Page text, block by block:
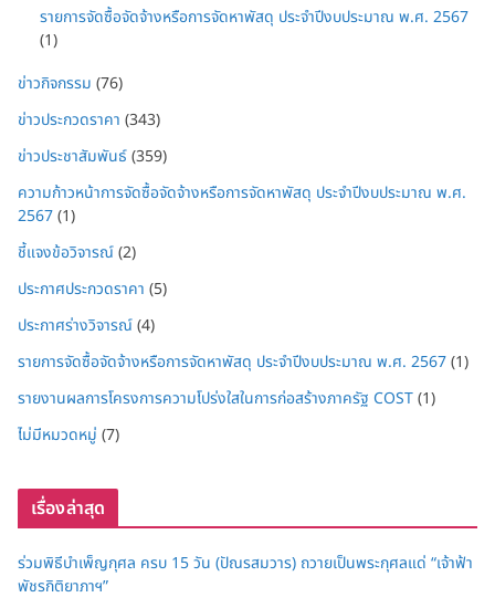
รายการจัดซื้อจัดจ้างหรือการจัดหาพัสดุ ประจำปีงบประมาณ พ.ศ. 2567
(1)
ข่าวกิจกรรม (76)
ข่าวประกวดราคา (343)
ข่าวประชาสัมพันธ์(359)
ความก้าวหน้าการจัดซื้อจัดจ้างหรือการจัดหาพัสดุ ประจำปีงบประมาณ พ.ศ.
2567(1)
ชี้แจงข้อวิจารณ์(2)
ประกาศประกวดราคา (5)
ประกาศร่างวิจารณ์(4)
รายการจัดซื้อจัดจ้างหรือการจัดหาพัสดุ ประจำปีงบประมาณ พ.ศ. 2567(1)
รายงานผลการโครงการความโปร่งใสในการก่อสร้างภาครัฐ COST(1)
ไม่มีหมวดหมู่ (7)
เรื่องล่าสุด
ร่วมพิธีบำเพ็ญกุศล ครบ 15 วัน (ปัณรสมวาร) ถวายเป็นพระกุศลแด่ “เจ้าฟ้า
พัชรกิติยาภาฯ”